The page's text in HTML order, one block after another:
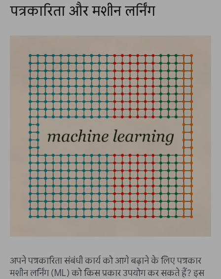
पत्रकारिता और मशीन लर्निंग
अपने पत्रकारिता संबंधी कार्य को आगे बढ़ाने के लिए पत्रकार
मशीन लर्निंग (ML) को किस प्रकार उपयोग कर सकते हैं? इस